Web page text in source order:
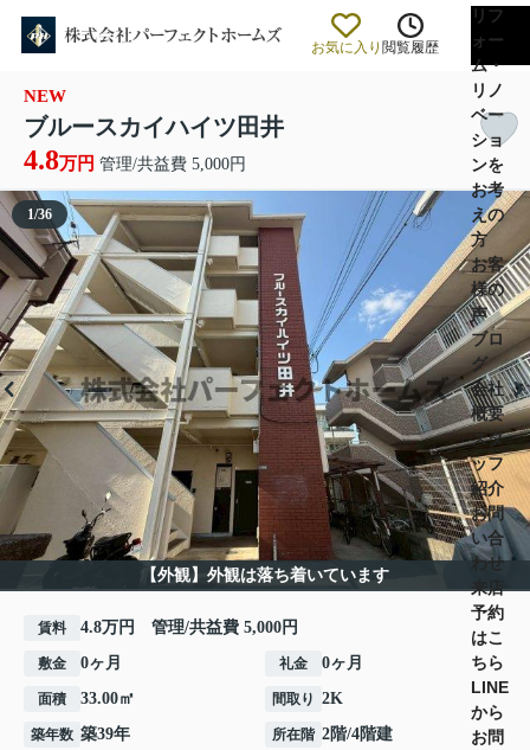
お気に入り 閲覧履歴
リフ
ォー
ム・
リノ
ベー
ショ
ンを
お考
えの
方
お客
様の
声
ブロ
グ
会社
概要
スタ
ッフ
紹介
お問
い合
わせ
来店
予約
はこ
ちら
LINE
から
お問
NEW
ブルースカイハイツ田井
4.8万円 管理/共益費 5,000円
【外観】外観は落ち着いています
1/36
賃料 4.8万円 管理/共益費 5,000円
敷金 0ヶ月 礼金 0ヶ月
面積 33.00㎡ 間取り 2K
築年数 築39年 所在階 2階/4階建